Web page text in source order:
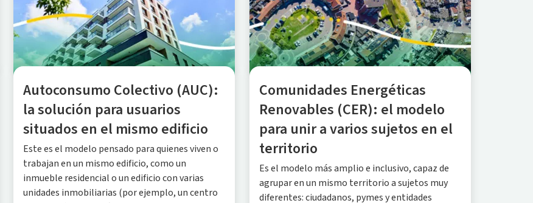
Autoconsumo Colectivo (AUC):
la solución para usuarios
situados en el mismo edificio
Este es el modelo pensado para quienes viven o
trabajan en un mismo edificio, como un
inmueble residencial o un edificio con varias
unidades inmobiliarias (por ejemplo, un centro
Comunidades Energéticas
Renovables (CER): el modelo
para unir a varios sujetos en el
territorio
Es el modelo más amplio e inclusivo, capaz de
agrupar en un mismo territorio a sujetos muy
diferentes: ciudadanos, pymes y entidades